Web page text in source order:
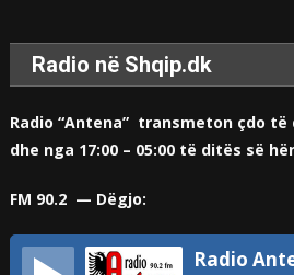
Radio në Shqip.dk
Radio “Antena” transmeton çdo të
dhe nga 17:00 – 05:00 të ditës së
FM 90.2 — Dëgjo: